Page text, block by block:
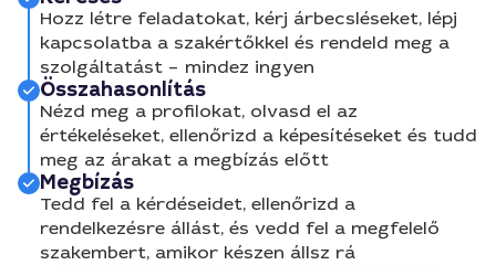
Hozz létre feladatokat, kérj árbecsléseket, lépj
kapcsolatba a szakértőkkel és rendeld meg a
szolgáltatást – mindez ingyen
Összahasonlítás
Nézd meg a profilokat, olvasd el az
értékeléseket, ellenőrizd a képesítéseket és tudd
meg az árakat a megbízás előtt
Megbízás
Tedd fel a kérdéseidet, ellenőrizd a
rendelkezésre állást, és vedd fel a megfelelő
szakembert, amikor készen állsz rá